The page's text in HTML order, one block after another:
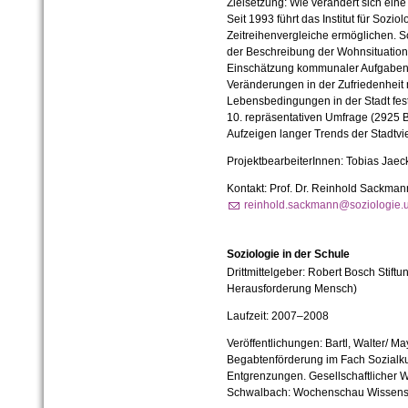
Seit 1993 führt das Institut für
Zeitreihenvergleiche ermöglichen.
der Beschreibung der
Einschätzung kommunaler
Veränderungen in der Zufriedenheit
Lebensbedingungen in der Stadt
10. repräsentativen Umfrage (2925
Aufzeigen langer Trends der
ProjektbearbeiterInnen: Tobias
Kontakt: Prof. Dr. Reinhold
Soziologie in der Schule
Drittmittelgeber: Robert Bosch
Herausforderung Mensch)
Laufzeit: 2007–2008
Veröffentlichungen: Bartl, Walter/
Begabtenförderung im Fach
Entgrenzungen. Gesellschaftlicher
Schwalbach: Wochenschau